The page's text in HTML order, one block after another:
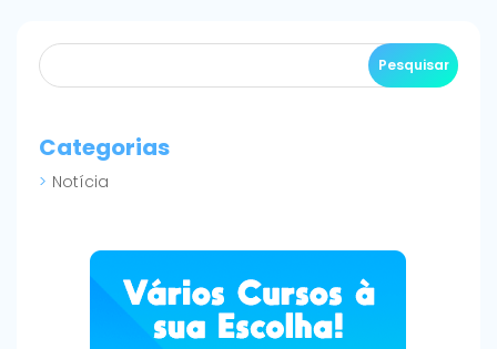
Categorias
Notícia